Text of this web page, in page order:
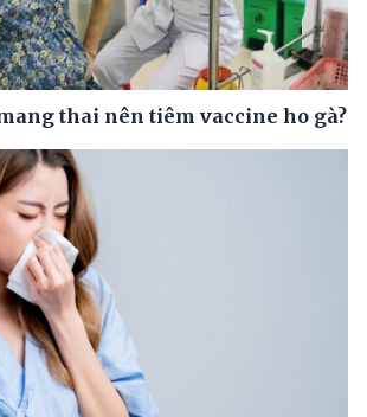
thai nên tiêm vaccine ho gà?